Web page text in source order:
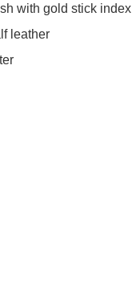
with gold stick index
leather